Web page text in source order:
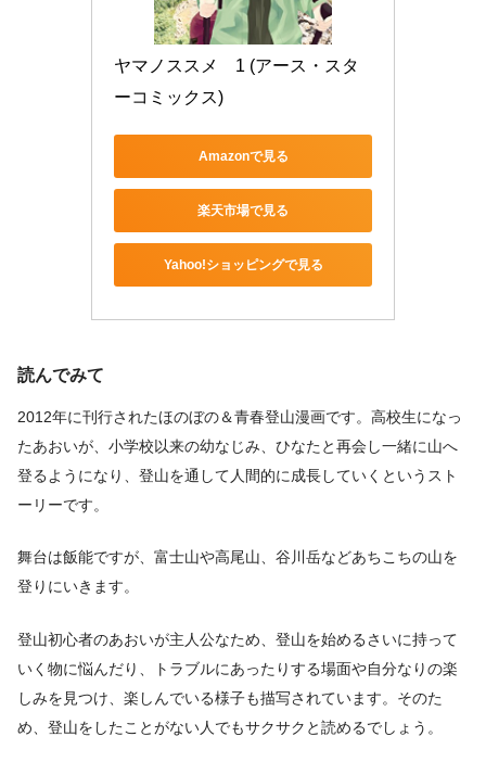
ヤマノススメ　1 (アース・スタ
ーコミックス)
Amazonで見る
楽天市場で見る
Yahoo!ショッピングで見る
読んでみて
2012年に刊行されたほのぼの＆青春登山漫画です。高校生になっ
たあおいが、小学校以来の幼なじみ、ひなたと再会し一緒に山へ
登るようになり、登山を通して人間的に成長していくというスト
ーリーです。
舞台は飯能ですが、富士山や高尾山、谷川岳などあちこちの山を
登りにいきます。
登山初心者のあおいが主人公なため、登山を始めるさいに持って
いく物に悩んだり、トラブルにあったりする場面や自分なりの楽
しみを見つけ、楽しんでいる様子も描写されています。そのた
め、登山をしたことがない人でもサクサクと読めるでしょう。